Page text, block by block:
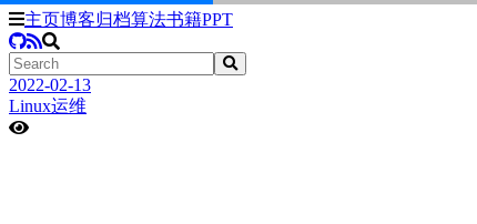
主页博客归档算法书籍PPT
2022-02-13
Linux运维